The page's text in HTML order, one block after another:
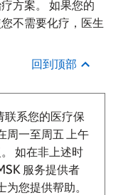
方案。 如果您的
不需要化疗，医生
回到顶部
联系您的医疗保
周一至周五上午
如在非上述时
服务提供者
您提供帮助。